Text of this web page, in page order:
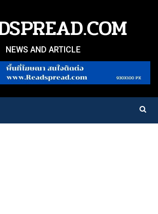
NEWS AND ARTICLE